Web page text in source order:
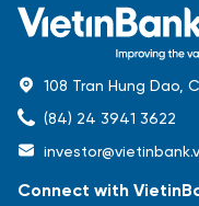
108 Tran Hung Dao,
(84) 24 3941 3622
Connect with